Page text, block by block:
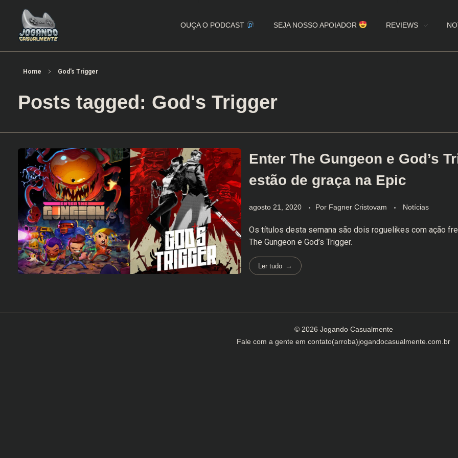
OUÇA O PODCAST SEJA NOSSO APOIADOR REVIEWS
Home God's Trigger
Posts tagged: God's Trigger
Enter The Gungeon e God’s
estão de graça na Epic
agosto 21, 2020 Por Fagner Cristovam Notícias
Os títulos desta semana são dois roguelikes com ação
The Gungeon e God’s Trigger.
Ler tudo
© 2026 Jogando Casualmente
Fale com a gente em contato(arroba)jogandocasualmente.com.br